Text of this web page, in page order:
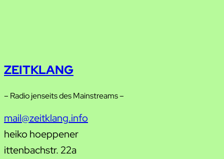
ZEITKLANG
– Radio jenseits des Mainstreams –
mail@zeitklang.info
heiko hoeppener
ittenbachstr. 22a